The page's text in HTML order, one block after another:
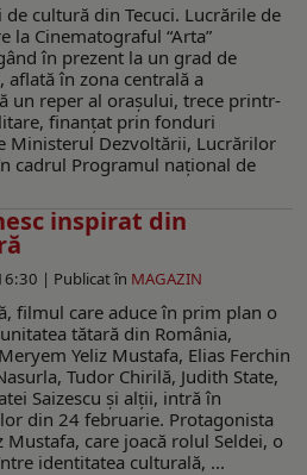
cultură din Tecuci. Lucrările de
la Cinematograful “Arta”
în prezent la un grad de
aflată în zona centrală a
un reper al orașului, trece printr-
finanțat prin fonduri
Ministerul Dezvoltării, Lucrărilor
cadrul Programul național de
inspirat din
| Publicat în MAGAZIN
filmul care aduce în prim plan o
tătară din România,
Yeliz Mustafa, Elias Ferchin
Tudor Chirilă, Judith State,
Saizescu și alții, intră în
din 24 februarie. Protagonista
care joacă rolul Seldei, o
identitatea culturală, ...